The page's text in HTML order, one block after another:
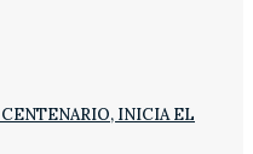
INICIA EL